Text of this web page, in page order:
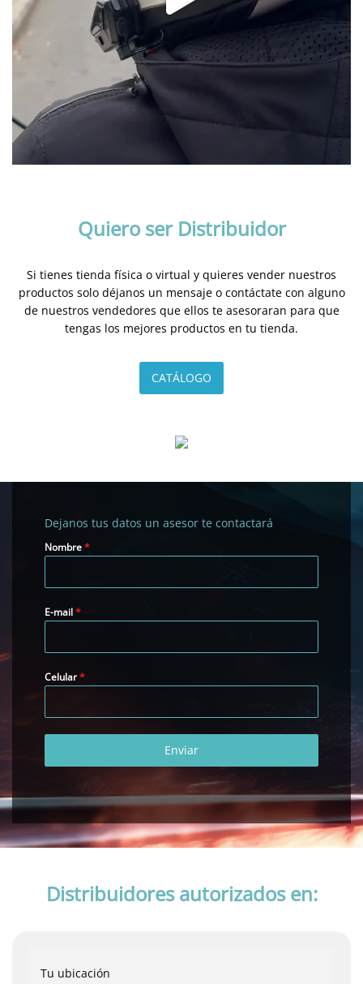
Quiero ser Distribuidor
Si tienes tienda física o virtual y quieres vender nuestros
productos solo déjanos un mensaje o contáctate con alguno
de nuestros vendedores que ellos te asesoraran para que
tengas los mejores productos en tu tienda.
CATÁLOGO
Dejanos tus datos un asesor te contactará
Nombre*
E-mail*
Celular*
Enviar
Distribuidores autorizados en:
Tu ubicación